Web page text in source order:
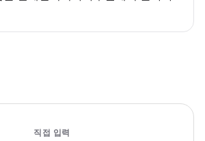
직접 입력